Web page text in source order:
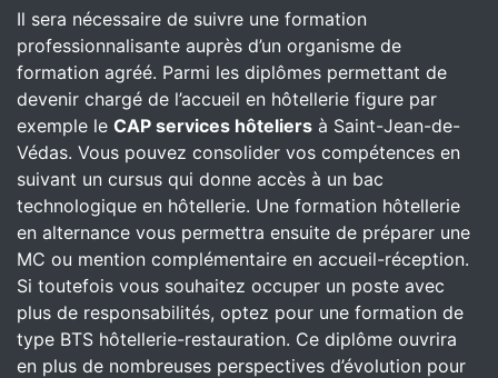
Il sera nécessaire de suivre une formation
professionnalisante auprès d’un organisme de
formation agréé. Parmi les diplômes permettant de
devenir chargé de l’accueil en hôtellerie figure par
exemple le CAP services hôteliers à Saint-Jean-de-
Védas. Vous pouvez consolider vos compétences en
suivant un cursus qui donne accès à un bac
technologique en hôtellerie. Une formation hôtellerie
en alternance vous permettra ensuite de préparer une
MC ou mention complémentaire en accueil-réception.
Si toutefois vous souhaitez occuper un poste avec
plus de responsabilités, optez pour une formation de
type BTS hôtellerie-restauration. Ce diplôme ouvrira
en plus de nombreuses perspectives d’évolution pour